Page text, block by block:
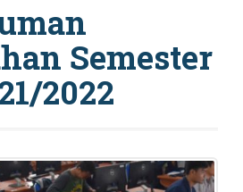
Semester
2022